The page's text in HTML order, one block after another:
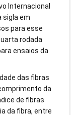
Internacional
sigla em
para esse
rodada
ensaios da
das fibras
da
de fibras
da fibra, entre